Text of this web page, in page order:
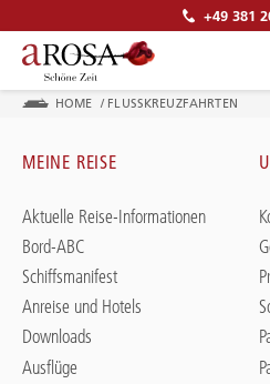
+49 381
HOME / FLUSSKREUZFAHRTEN
MEINE REISE
Aktuelle Reise-Informationen
Bord-ABC
Schiffsmanifest
Anreise und Hotels
Downloads
Ausflüge